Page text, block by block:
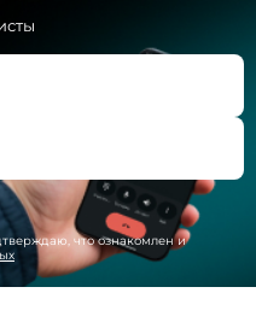
что ознакомлен и